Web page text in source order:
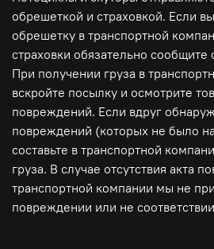
обрешеткой и страховкой. Если
обрешетку в транспортной
страховки обязательно
При получении груза в
вскройте посылку и осмотрите
повреждений. Если вдруг
повреждений (которых не было
составьте в транспортной
груза. В случае отсутствия акта
транспортной компании мы не
повреждении или не